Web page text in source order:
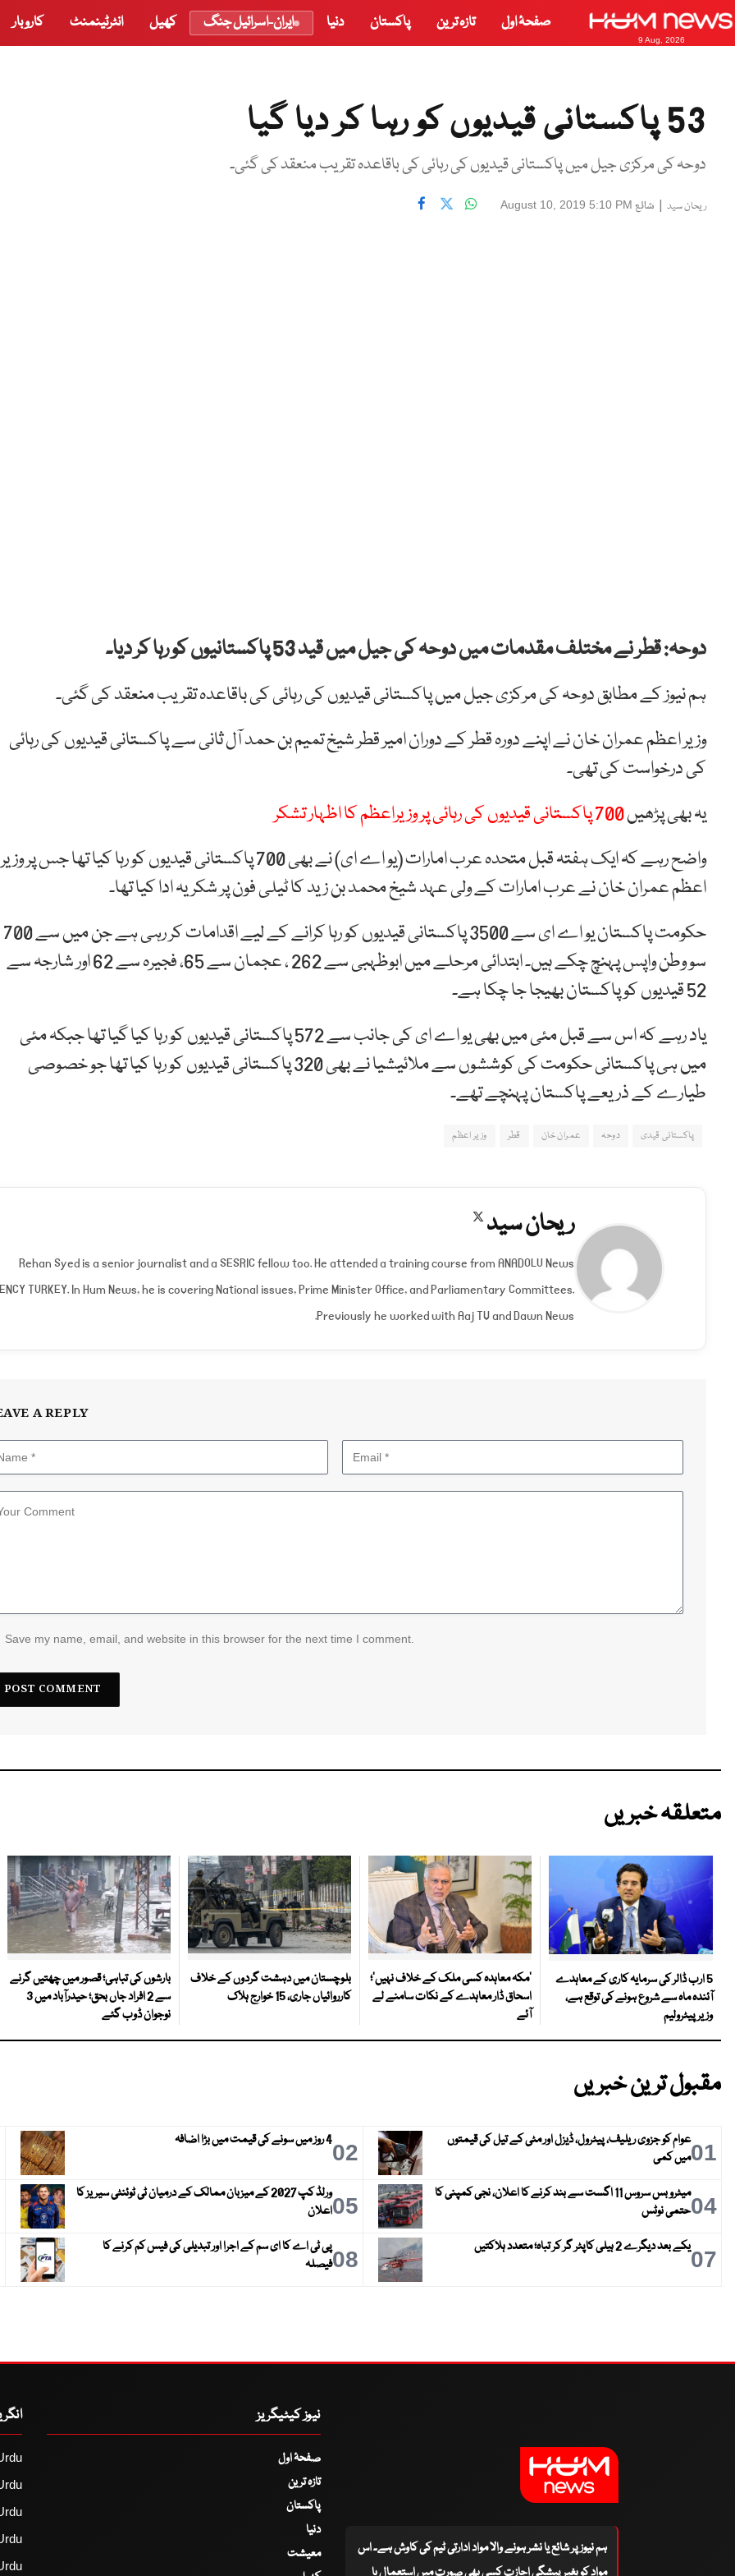
9 Aug, 2026
صفحۂ اول تازہ ترین پاکستان دنیا ایران-اسرائیل جنگ کھیل انٹرٹینمنٹ کاروبار
53 پاکستانی قیدیوں کو رہا کر دیا گیا
دوحہ کی مرکزی جیل میں پاکستانی قیدیوں کی رہائی کی باقاعدہ تقریب منعقد کی گئی۔
ریحان سید | شائع August 10, 2019 5:10 PM
دوحہ: قطر نے مختلف مقدمات میں دوحہ کی جیل میں قید 53 پاکستانیوں کو رہا کر دیا۔
ہم نیوز کے مطابق دوحہ کی مرکزی جیل میں پاکستانی قیدیوں کی رہائی کی باقاعدہ تقریب منعقد کی گئی۔
وزیر اعظم عمران خان نے اپنے دورہ قطر کے دوران امیر قطر شیخ تمیم بن حمد آل ثانی سے پاکستانی قیدیوں کی رہائی
کی درخواست کی تھی۔
یہ بھی پڑھیں700 پاکستانی قیدیوں کی رہائی پر وزیراعظم کا اظہار تشکر
واضح رہے کہ ایک ہفتہ قبل متحدہ عرب امارات (یو اے ای) نے بھی 700 پاکستانی قیدیوں کو رہا کیا تھا جس پر وزیر
اعظم عمران خان نے عرب امارات کے ولی عہد شیخ محمد بن زید کا ٹیلی فون پر شکریہ ادا کیا تھا۔
حکومت پاکستان یو اے ای سے 3500 پاکستانی قیدیوں کو رہا کرانے کے لیے اقدامات کر رہی ہے جن میں سے 700
سو وطن واپس پہنچ چکے ہیں۔ ابتدائی مرحلے میں ابوظہبی سے 262 ، عجمان سے 65، فجیرہ سے 62 اور شارجہ سے
52 قیدیوں کو پاکستان بھیجا جا چکا ہے۔
یاد رہے کہ اس سے قبل مئی میں بھی یو اے ای کی جانب سے 572 پاکستانی قیدیوں کو رہا کیا گیا تھا جبکہ مئی
میں ہی پاکستانی حکومت کی کوششوں سے ملائیشیا نے بھی 320 پاکستانی قیدیوں کو رہا کیا تھا جو خصوصی
طیارے کے ذریعے پاکستان پہنچے تھے۔
پاکستانی قیدی دوحہ عمران خان قطر وزیر اعظم
ریحان سید
Rehan Syed is a senior journalist and a SESRIC fellow too. He attended a training course from ANADOLU News
TURKEY. In Hum News, he is covering National issues, Prime Minister Office, and Parliamentary Committees.
Previously he worked with Aaj TV and Dawn News.
A REPLY
Save my name, email, and website in this browser for the next time I comment.
متعلقہ خبریں
5 ارب ڈالر کی سرمایہ کاری کے معاہدے
آئندہ ماہ سے شروع ہونے کی توقع ہے،
وزیر پیٹرولیم
‘مکہ معاہدہ کسی ملک کے خلاف نہیں’؛
اسحاق ڈار معاہدے کے نکات سامنے لے
آئے
بلوچستان میں دہشت گردوں کے خلاف
کارروائیاں جاری، 15 خوارج ہلاک
بارشوں کی تباہی؛ قصور میں چھتیں گرنے
سے 2 افراد جاں بحق؛ حیدرآباد میں 3
نوجوان ڈوب گئے
مقبول ترین خبریں
01عوام کو جزوی ریلیف، پیٹرول، ڈیزل اور مٹی کے تیل کی قیمتوں
میں کمی
024 روز میں سونے کی قیمت میں بڑا اضافہ
04
میٹرو بس سروس 11 اگست سے بند کرنے کا اعلان، نجی کمپنی کا
حتمی نوٹس
05
ورلڈ کپ 2027 کے میزبان ممالک کے درمیان ٹی ٹوئنٹی سیریز کا
اعلان
07یکے بعد دیگرے 2 ہیلی کاپٹر گر کر تباہ؛ متعدد ہلاکتیں 08پی ٹی اے کا ای سم کے اجرا اور تبدیلی کی فیس کم کرنے کا
فیصلہ
ہم نیوز پر شائع یا نشر ہونے والا مواد ادارتی ٹیم کی کاوش ہے۔ اس
نیوز کیٹیگریز
صفحۂ اول
تازہ ترین
پاکستان
دنیا
معیشت